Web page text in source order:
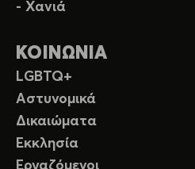
- Χανιά
ΚΟΙΝΩΝΙΑ
LGBTQ+
Αστυνομικά
Δικαιώματα
Εκκλησία
Εργαζόμενοι